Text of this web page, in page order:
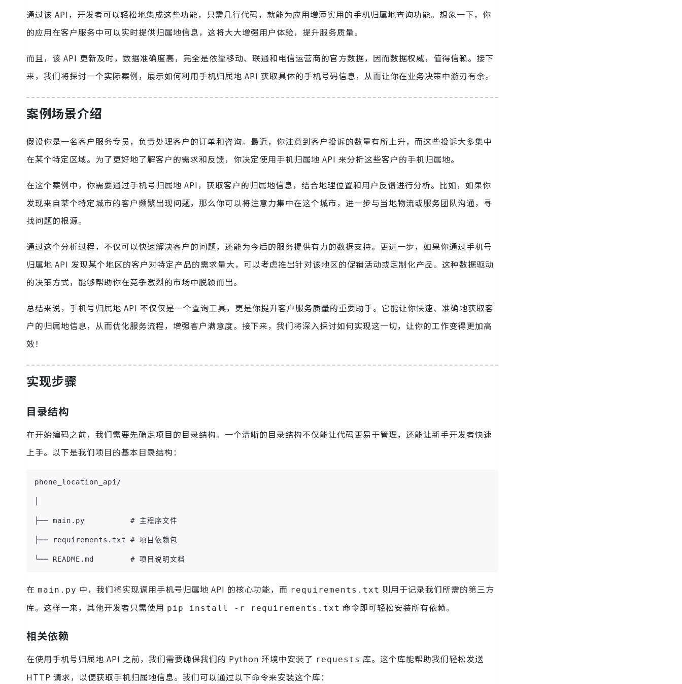
通过该 API，开发者可以轻松地集成这些功能，只需几行代码，就能为应用增添实用的手机归属地查询功能。想象一下，你
的应用在客户服务中可以实时提供归属地信息，这将大大增强用户体验，提升服务质量。
而且，该 API 更新及时，数据准确度高，完全是依靠移动、联通和电信运营商的官方数据，因而数据权威，值得信赖。接下
来，我们将探讨一个实际案例，展示如何利用手机归属地 API 获取具体的手机号码信息，从而让你在业务决策中游刃有余。
案例场景介绍
假设你是一名客户服务专员，负责处理客户的订单和咨询。最近，你注意到客户投诉的数量有所上升，而这些投诉大多集中
在某个特定区域。为了更好地了解客户的需求和反馈，你决定使用手机归属地 API 来分析这些客户的手机归属地。
在这个案例中，你需要通过手机号归属地 API，获取客户的归属地信息，结合地理位置和用户反馈进行分析。比如，如果你
发现来自某个特定城市的客户频繁出现问题，那么你可以将注意力集中在这个城市，进一步与当地物流或服务团队沟通，寻
找问题的根源。
通过这个分析过程，不仅可以快速解决客户的问题，还能为今后的服务提供有力的数据支持。更进一步，如果你通过手机号
归属地 API 发现某个地区的客户对特定产品的需求量大，可以考虑推出针对该地区的促销活动或定制化产品。这种数据驱动
的决策方式，能够帮助你在竞争激烈的市场中脱颖而出。
总结来说，手机号归属地 API 不仅仅是一个查询工具，更是你提升客户服务质量的重要助手。它能让你快速、准确地获取客
户的归属地信息，从而优化服务流程，增强客户满意度。接下来，我们将深入探讨如何实现这一切，让你的工作变得更加高
效！
实现步骤
目录结构
在开始编码之前，我们需要先确定项目的目录结构。一个清晰的目录结构不仅能让代码更易于管理，还能让新手开发者快速
上手。以下是我们项目的基本目录结构：
phone_location_api/
├── main.py          # 主程序文件
├── requirements.txt # 项目依赖包
└── README.md        # 项目说明文档
在 main.py 中，我们将实现调用手机号归属地 API 的核心功能，而 requirements.txt 则用于记录我们所需的第三方
库。这样一来，其他开发者只需使用 pip install -r requirements.txt 命令即可轻松安装所有依赖。
相关依赖
在使用手机号归属地 API 之前，我们需要确保我们的 Python 环境中安装了 requests 库。这个库能帮助我们轻松发送
HTTP 请求，以便获取手机归属地信息。我们可以通过以下命令来安装这个库：